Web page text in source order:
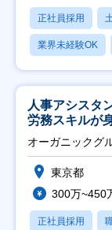
正社員採用
業界未経験OK
人事アシスタ
労務スキルが
会社】
オーガニックグ
東京都
300万~450
正社員採用